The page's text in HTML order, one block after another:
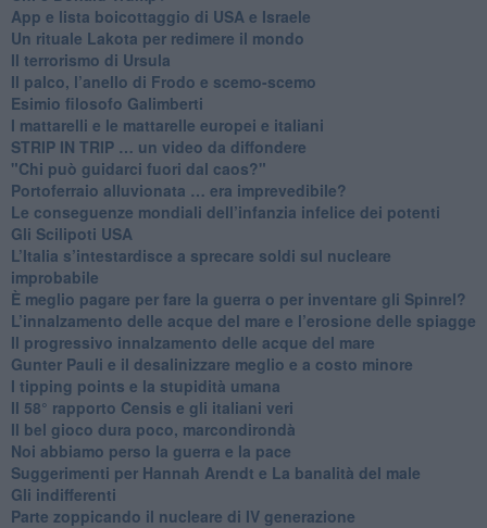
App e lista boicottaggio di USA e Israele
​Un rituale Lakota per redimere il mondo
Il terrorismo di Ursula
​Il palco, l’anello di Frodo e scemo-scemo
Esimio filosofo Galimberti
​I mattarelli e le mattarelle europei e italiani
​STRIP IN TRIP … un video da diffondere
"Chi può guidarci fuori dal caos?"
​Portoferraio alluvionata … era imprevedibile?
Le conseguenze mondiali dell’infanzia infelice dei potenti
​Gli Scilipoti USA
L’Italia s’intestardisce a sprecare soldi sul nucleare
improbabile
È meglio pagare per fare la guerra o per inventare gli Spinrel?
​L’innalzamento delle acque del mare e l’erosione delle spiagge
​Il progressivo innalzamento delle acque del mare
​Gunter Pauli e il desalinizzare meglio e a costo minore
I tipping points e la stupidità umana
​Il 58° rapporto Censis e gli italiani veri
​Il bel gioco dura poco, marcondirondà
Noi abbiamo perso la guerra e la pace
Suggerimenti per Hannah Arendt e La banalità del male
​Gli indifferenti
Parte zoppicando il nucleare di IV generazione